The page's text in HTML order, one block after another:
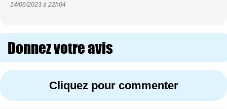
14/06/2023 à 22h04
Donnez votre avis
Cliquez pour commenter